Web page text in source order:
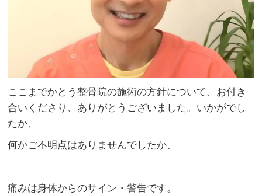
ここまでかとう整骨院の施術の方針について、お付き
合いくださり、ありがとうございました。いかがでし
たか、
何かご不明点はありませんでしたか、
痛みは身体からのサイン・警告です。